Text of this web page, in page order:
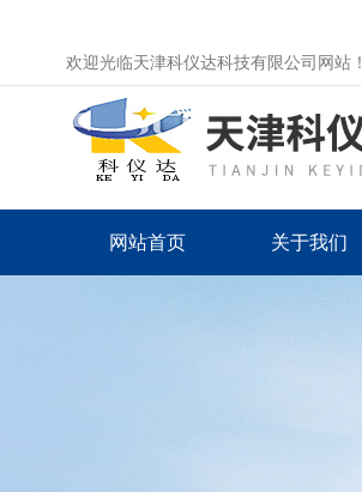
欢迎光临天津科仪达科技有限公司网站！
网站首页 关于我们